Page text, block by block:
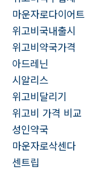
마운자로다이어트
위고비국내출시
위고비약국가격
아드레닌
시알리스
위고비달리기
위고비 가격 비교
성인약국
마운자로삭센다
센트립